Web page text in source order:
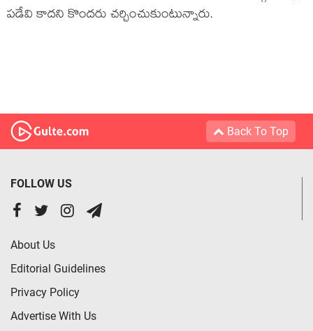
పడేవి కాదని కొందరు చర్చించుకుంటున్నారు.
Back To Top
FOLLOW US
About Us
Editorial Guidelines
Privacy Policy
Advertise With Us